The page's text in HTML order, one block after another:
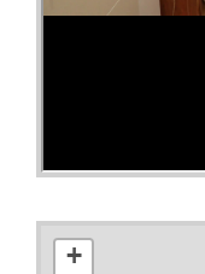
de los espacios
+